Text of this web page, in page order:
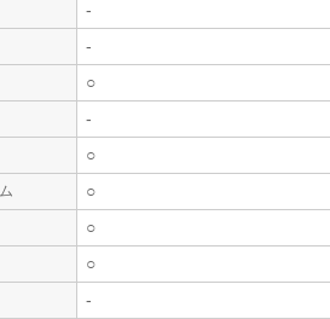
-
-
○
-
○
○
○
○
-